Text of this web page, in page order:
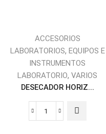
ACCESORIOS
LABORATORIOS, EQUIPOS E
INSTRUMENTOS
LABORATORIO, VARIOS
DESECADOR HORIZ...